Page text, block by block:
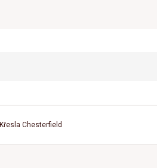
Křesla Chesterfield